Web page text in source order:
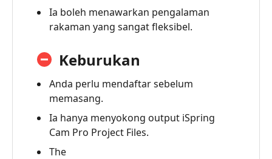
Perakam
Skrin
AnyMP4
Terbaik
Ia boleh menawarkan pengalaman
rakaman yang sangat fleksibel.
Keburukan
Anda perlu mendaftar sebelum
memasang.
Ia hanya menyokong output iSpring
Cam Pro Project Files.
The